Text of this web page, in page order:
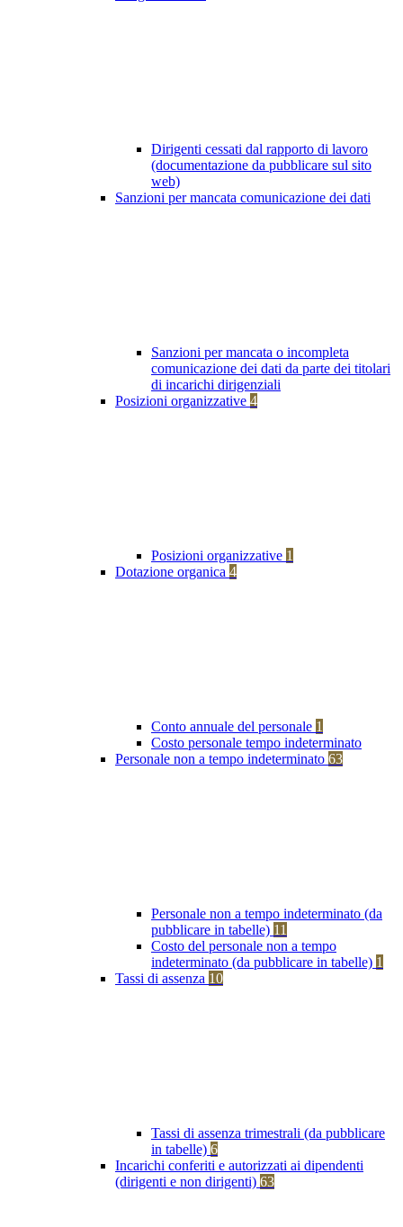
Dirigenti cessati dal rapporto di lavoro
(documentazione da pubblicare sul sito
web)
Sanzioni per mancata comunicazione dei dati
Sanzioni per mancata o incompleta
comunicazione dei dati da parte dei titolari
di incarichi dirigenziali
Posizioni organizzative 4
Posizioni organizzative 1
Dotazione organica 4
Conto annuale del personale 1
Costo personale tempo indeterminato
Personale non a tempo indeterminato 63
Personale non a tempo indeterminato (da
pubblicare in tabelle) 11
Costo del personale non a tempo
indeterminato (da pubblicare in tabelle) 1
Tassi di assenza 10
Tassi di assenza trimestrali (da pubblicare
in tabelle) 6
Incarichi conferiti e autorizzati ai dipendenti
(dirigenti e non dirigenti) 63